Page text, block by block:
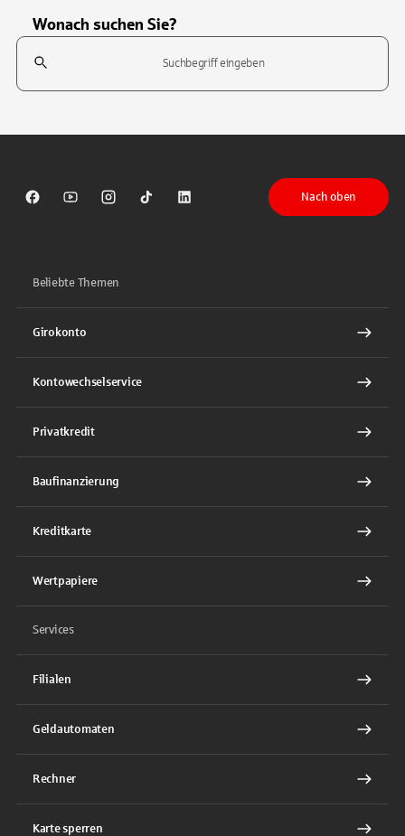
Wonach suchen Sie?
Suchfeld
Sparkasse auf Facebook
Sparkasse auf Youtube
Sparkasse auf Instagram
Sparkasse auf TikTok
Sparkasse auf LinkedIn
Nach oben
Beliebte Themen
Girokonto
Kontowechselservice
Privatkredit
Baufinanzierung
Kreditkarte
Wertpapiere
Services
Filialen
Geldautomaten
Rechner
Karte sperren